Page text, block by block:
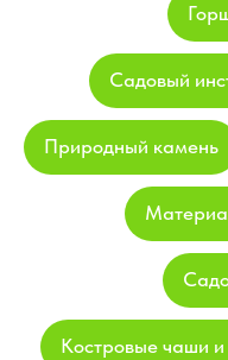
Садовый
Природный камень
Костровые чаши